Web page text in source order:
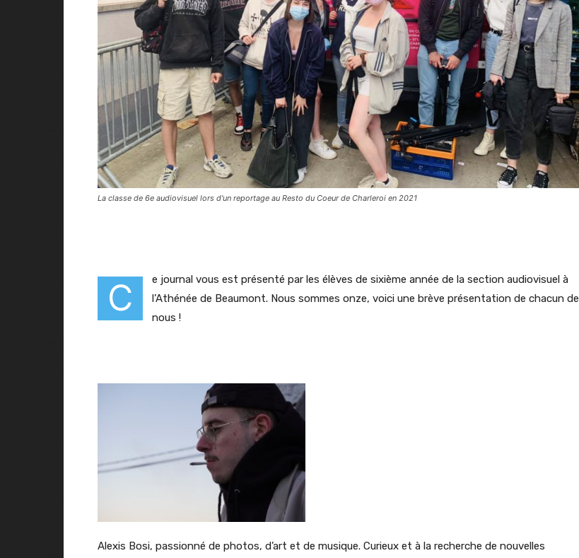
La classe de 6e audiovisuel lors d'un reportage au Resto du Coeur de Charleroi en 2021
C
e journal vous est présenté par les élèves de sixième année de la section audiovisuel à
l’Athénée de Beaumont. Nous sommes onze, voici une brève présentation de chacun de
nous !
Alexis Bosi, passionné de photos, d’art et de musique. Curieux et à la recherche de nouvelles